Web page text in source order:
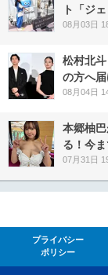
ト「ジ
08月03日
松村北
の方へ届
08月04日
本郷柚
る！今
07月31日
プライバシー
ポリシー